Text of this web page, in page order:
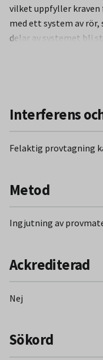
vilket uppfyller kraven
med ett system av
delar av systemet bli
bakterier i vattnet
ultraljudsinstrument
nedsatt immunförsvar
Vid kontroller ska
Interferens
Felaktig provtagning
Metod
Ingjutning av
Ackrediterad
Nej
Sökord